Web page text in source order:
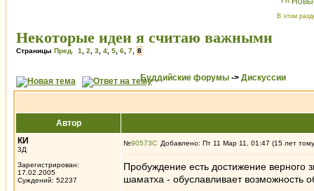
В этом
Некоторые идеи я считаю важными
Страницы Пред. 1 2 3 4 5 6 7 8
Буддийские форумы -> Дискуссии
Автор
КИ
3Д
Зарегистрирован:
17.02.2005
Суждений: 52237
№90573 Добавлено: Пт 11 Мар 11, 01:47 (15 лет
Пробуждение есть достижение верного
шаматха - обуславливает возможность